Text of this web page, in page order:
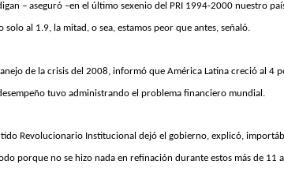
– aseguró –en el último sexenio del PRI 1994-2000 nuestro
solo al 1.9, la mitad, o sea, estamos peor que antes, señaló.
de la crisis del 2008, informó que América Latina creció al 4
tuvo administrando el problema financiero mundial.
Revolucionario Institucional dejó el gobierno, explicó,
porque no se hizo nada en refinación durante estos más de 11